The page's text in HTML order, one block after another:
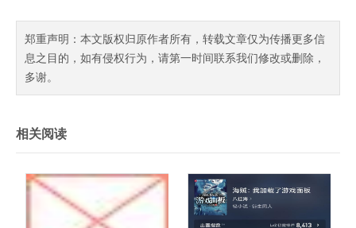
郑重声明：本文版权归原作者所有，转载文章仅为传播更多信
息之目的，如有侵权行为，请第一时间联系我们修改或删除，
多谢。
相关阅读